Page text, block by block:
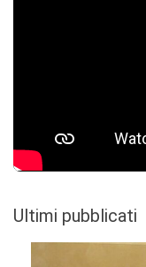
Ultimi pubblicati